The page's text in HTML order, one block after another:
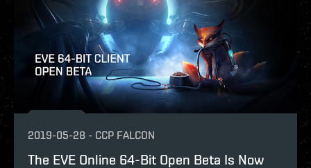
2019-05-28 - CCP FALCON
The EVE Online 64-Bit Open Beta Is Now